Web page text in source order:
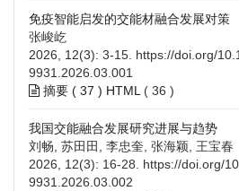
免疫智能启发的交能材融合发展对策
张峻屹
2026, 12(3): 3-15. https://doi.org/
9931.2026.03.001
摘要 ( 37 ) HTML ( 36 )
我国交能融合发展研究进展与趋势
刘畅, 苏田田, 李忠奎, 张海颖, 王宝春
2026, 12(3): 16-28. https://doi.org/
9931.2026.03.002